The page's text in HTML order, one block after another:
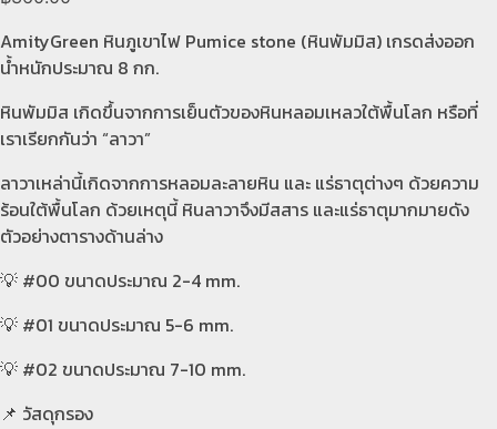
AmityGreen หินภูเขาไฟ Pumice stone (หินพัมมิส) เกรดส่งออก
น้ำหนักประมาณ 8 กก.
หินพัมมิส เกิดขึ้นจากการเย็นตัวของหินหลอมเหลวใต้พื้นโลก หรือที่
เราเรียกกันว่า “ลาวา”
ลาวาเหล่านี้เกิดจากการหลอมละลายหิน และ แร่ธาตุต่างๆ ด้วยความ
ร้อนใต้พื้นโลก ด้วยเหตุนี้ หินลาวาจึงมีสสาร และแร่ธาตุมากมายดัง
ตัวอย่างตารางด้านล่าง
💡 #00 ขนาดประมาณ 2-4 mm.
💡 #01 ขนาดประมาณ 5-6 mm.
💡 #02 ขนาดประมาณ 7-10 mm.
📌 วัสดุกรอง